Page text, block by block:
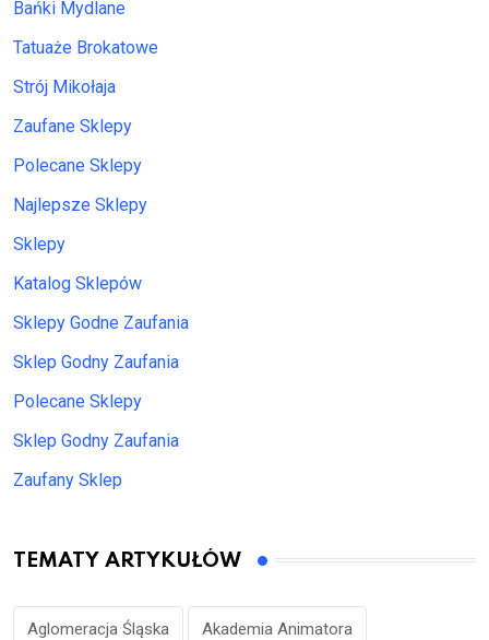
Bańki Mydlane
Tatuaże Brokatowe
Strój Mikołaja
Zaufane Sklepy
Polecane Sklepy
Najlepsze Sklepy
Sklepy
Katalog Sklepów
Sklepy Godne Zaufania
Sklep Godny Zaufania
Polecane Sklepy
Sklep Godny Zaufania
Zaufany Sklep
TEMATY ARTYKUŁÓW
Aglomeracja Śląska Akademia Animatora